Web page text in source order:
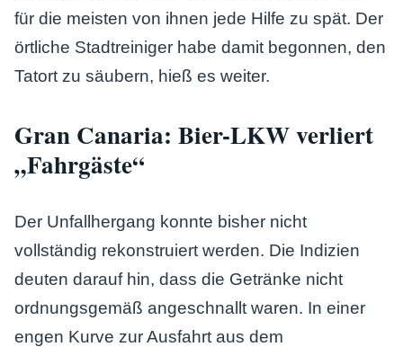
für die meisten von ihnen jede Hilfe zu spät. Der
örtliche Stadtreiniger habe damit begonnen, den
Tatort zu säubern, hieß es weiter.
Gran Canaria: Bier-LKW verliert
„Fahrgäste“
Der Unfallhergang konnte bisher nicht
vollständig rekonstruiert werden. Die Indizien
deuten darauf hin, dass die Getränke nicht
ordnungsgemäß angeschnallt waren. In einer
engen Kurve zur Ausfahrt aus dem